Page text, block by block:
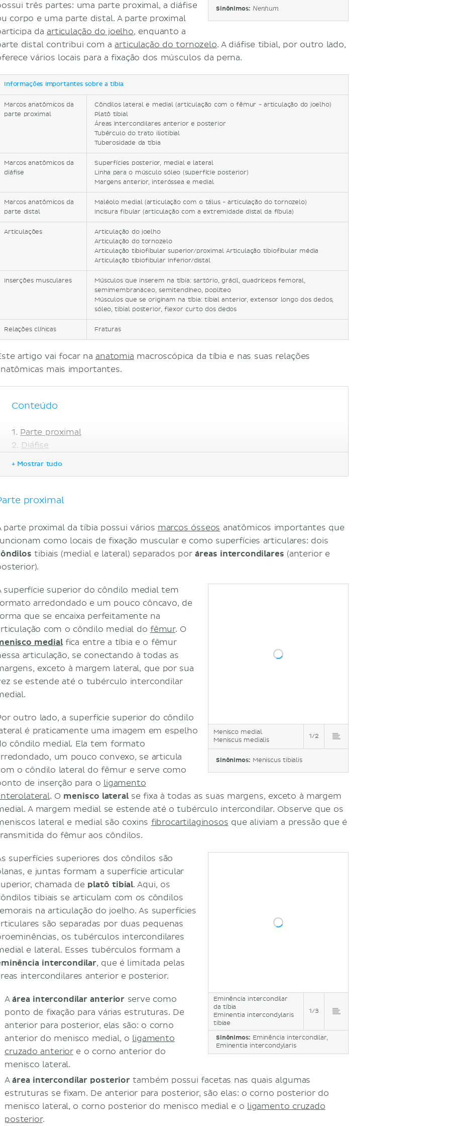
Sinônimos: Nenhum
três partes: uma parte proximal, a diáfise
corpo e uma parte distal. A parte proximal
da articulação do joelho, enquanto a
distal contribui com a articulação do tornozelo. A diáfise tibial, por outro lado,
vários locais para a fixação dos músculos da perna.
Informações importantes sobre a tíbia
Marcos anatômicos da
parte proximal
Côndilos lateral e medial (articulação com o fêmur - articulação do joelho)
Platô tibial
Áreas intercondilares anterior e posterior
Tubérculo do trato iliotibial
Tuberosidade da tíbia
Marcos anatômicos da
diáfise
Superfícies posterior, medial e lateral
Linha para o músculo sóleo (superfície posterior)
Margens anterior, interóssea e medial
Marcos anatômicos da
parte distal
Maléolo medial (articulação com o tálus - articulação do tornozelo)
Incisura fibular (articulação com a extremidade distal da fíbula)
Articulações
Articulação do joelho
Articulação do tornozelo
Articulação tibiofibular superior/proximal Articulação tibiofibular média
Articulação tibiofibular inferior/distal
Inserções musculares
Músculos que inserem na tíbia: sartório, grácil, quadríceps femoral,
semimembranáceo, semitendíneo, poplíteo
Músculos que se originam na tíbia: tibial anterior, extensor longo dos dedos,
sóleo, tibial posterior, flexor curto dos dedos
Relações clínicas Fraturas
artigo vai focar na anatomia macroscópica da tíbia e nas suas relações
mais importantes.
Conteúdo
Parte proximal
Diáfise
Notas clínicas
Referências
+ Mostrar tudo
proximal
parte proximal da tíbia possui vários marcos ósseos anatômicos importantes que
como locais de fixação muscular e como superfícies articulares: dois
tibiais (medial e lateral) separados poráreas intercondilares (anterior e
Menisco medial
Meniscus medialis
1/2
Sinônimos: Meniscus tibialis
superfície superior do côndilo medial tem
arredondado e um pouco côncavo, de
que se encaixa perfeitamente na
com o côndilo medial do fêmur. O
medialfica entre a tíbia e o fêmur
articulação, se conectando à todas as
exceto à margem lateral, que por sua
se estende até o tubérculo intercondilar
outro lado, a superfície superior do côndilo
é praticamente uma imagem em espelho
côndilo medial. Ela tem formato
um pouco convexo, se articula
o côndilo lateral do fêmur e serve como
de inserção para o ligamento
. O menisco lateralse fixa à todas as suas margens, exceto à margem
A margem medial se estende até o tubérculo intercondilar. Observe que os
lateral e medial são coxins fibrocartilaginosos que aliviam a pressão que é
do fêmur aos côndilos.
Eminência intercondilar
da tíbia
Eminentia intercondylaris
tibiae
1/3
Sinônimos: Eminência intercondilar,
Eminentia intercondylaris
superfícies superiores dos côndilos são
e juntas formam a superfície articular
chamada de platô tibial. Aqui, os
tibiais se articulam com os côndilos
na articulação do joelho. As superfícies
são separadas por duas pequenas
os tubérculos intercondilares
e lateral. Esses tubérculos formam a
intercondilar, que é limitada pelas
intercondilares anterior e posterior.
Aárea intercondilar anterior serve como
ponto de fixação para várias estruturas. De
anterior para posterior, elas são: o corno
anterior do menisco medial, o ligamento
cruzado anterior e o corno anterior do
menisco lateral.
Aárea intercondilar posterior também possui facetas nas quais algumas
estruturas se fixam. De anterior para posterior, são elas: o corno posterior do
menisco lateral, o corno posterior do menisco medial e o ligamento cruzado
posterior.